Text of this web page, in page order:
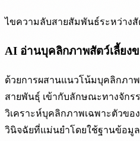
ไขความลับสายสัมพันธ์ระหว่างสั
AI อ่านบุคลิกภาพสัตว์เลี้ยง
ด้วยการผสานแนวโน้มบุคลิกภา
สายพันธุ์ เข้ากับลักษณะทางจักร
วิเคราะห์บุคลิกภาพเฉพาะตัวขอ
วินิจฉัยที่แม่นยำโดยใช้ฐานข้อมู